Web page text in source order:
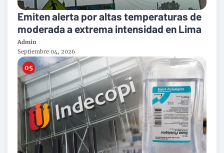
Emiten alerta por altas temperaturas de
moderada a extrema intensidad en Lima
Admin
Septiembre 04, 2026